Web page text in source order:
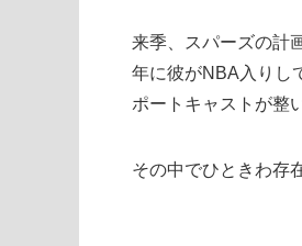
来季、スパーズの計
年に彼がNBA入りし
ポートキャストが整
その中でひときわ存